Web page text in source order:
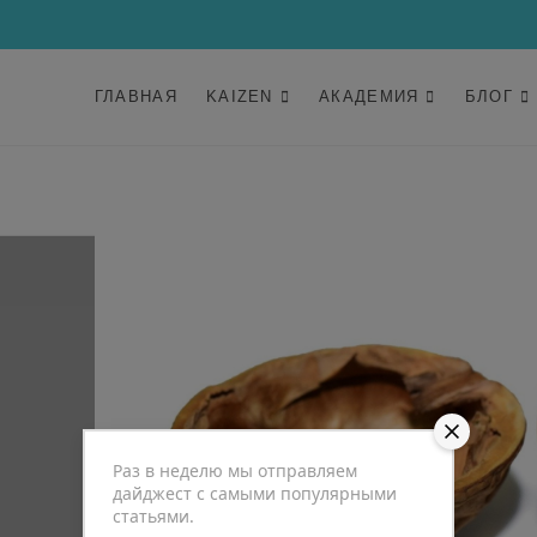
ГЛАВНАЯ KAIZEN АКАДЕМИЯ БЛОГ
Раз в неделю мы отправляем
дайджест с самыми популярными
статьями.